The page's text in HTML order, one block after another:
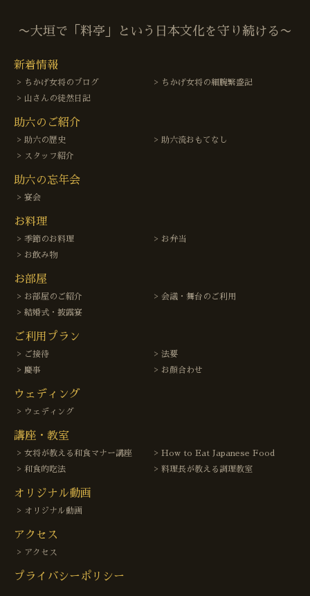
〜大垣で「料亭」という日本文化を守り続ける〜
新着情報
ちかげ女将のブログ
ちかげ女将の細腕繁盛記
山さんの徒然日記
助六のご紹介
助六の歴史
助六流おもてなし
スタッフ紹介
助六の忘年会
宴会
お料理
季節のお料理
お弁当
お飲み物
お部屋
お部屋のご紹介
会議・舞台のご利用
結婚式・披露宴
ご利用プラン
ご接待
法要
慶事
お顔合わせ
ウェディング
ウェディング
講座・教室
女将が教える和食マナー講座
How to Eat Japanese Food
和食的吃法
料理長が教える調理教室
オリジナル動画
オリジナル動画
アクセス
アクセス
プライバシーポリシー